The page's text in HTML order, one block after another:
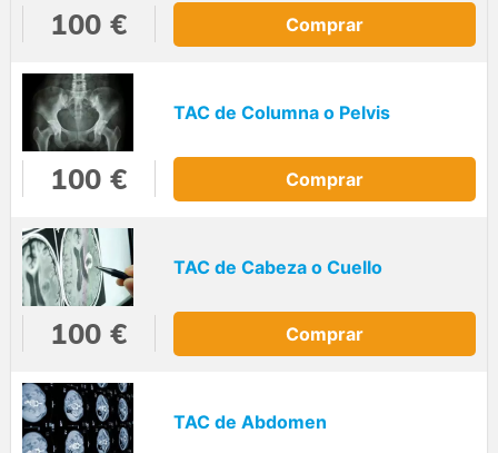
100 € Comprar
TAC de Columna o Pelvis
100 € Comprar
TAC de Cabeza o Cuello
100 € Comprar
TAC de Abdomen